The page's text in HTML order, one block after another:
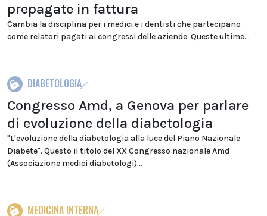
prepagate in fattura
Cambia la disciplina per i medici e i dentisti che partecipano
come relatori pagati ai congressi delle aziende. Queste ultime...
DIABETOLOGIA
Congresso Amd, a Genova per parlare
di evoluzione della diabetologia
"L'evoluzione della diabetologia alla luce del Piano Nazionale
Diabete". Questo il titolo del XX Congresso nazionale Amd
(Associazione medici diabetologi)...
MEDICINA INTERNA